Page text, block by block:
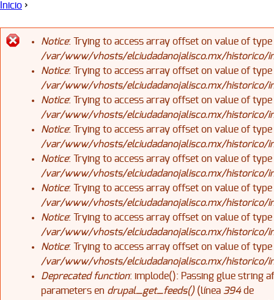
Se encuentra usted aquí
Inicio ›
Mensaje de error
Notice: Trying to access array offset on value of
/var/www/vhosts/elciudadanojalisco.mx/historico/
Notice: Trying to access array offset on value of
/var/www/vhosts/elciudadanojalisco.mx/historico/
Notice: Trying to access array offset on value of
/var/www/vhosts/elciudadanojalisco.mx/historico/
Notice: Trying to access array offset on value of
/var/www/vhosts/elciudadanojalisco.mx/historico/
Notice: Trying to access array offset on value of
/var/www/vhosts/elciudadanojalisco.mx/historico/
Notice: Trying to access array offset on value of
/var/www/vhosts/elciudadanojalisco.mx/historico/
Notice: Trying to access array offset on value of
/var/www/vhosts/elciudadanojalisco.mx/historico/
Notice: Trying to access array offset on value of
/var/www/vhosts/elciudadanojalisco.mx/historico/
Deprecated function: implode(): Passing glue string
parameters en drupal_get_feeds()(línea 394de